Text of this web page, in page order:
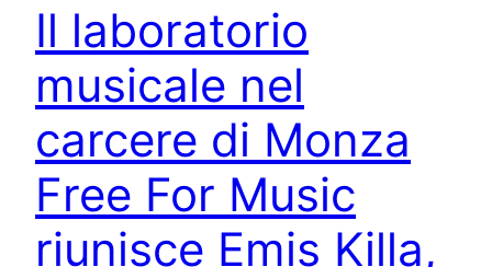
Il laboratorio
musicale nel
carcere di Monza
Free For Music
riunisce Emis Killa,